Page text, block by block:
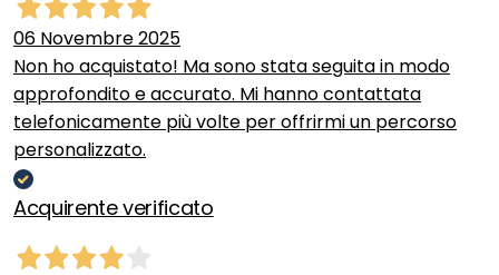
06 Novembre 2025
Non ho acquistato! Ma sono stata seguita in modo
approfondito e accurato. Mi hanno contattata
telefonicamente più volte per offrirmi un percorso
personalizzato.
Acquirente verificato